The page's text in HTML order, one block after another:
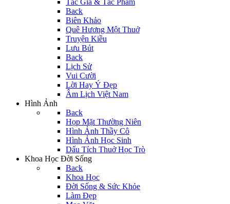
Tác Giả & Tác Phẩm
Back
Biên Khảo
Quê Hương Một Thuở
Truyện Kiều
Lưu Bút
Back
Lịch Sử
Vui Cười
Lời Hay Ý Đẹp
Âm Lịch Việt Nam
Hình Ảnh
Back
Họp Mặt Thường Niên
Hình Ảnh Thầy Cô
Hình Ảnh Học Sinh
Dấu Tích Thuở Học Trò
Khoa Học Đời Sống
Back
Khoa Học
Đời Sống & Sức Khỏe
Làm Đẹp